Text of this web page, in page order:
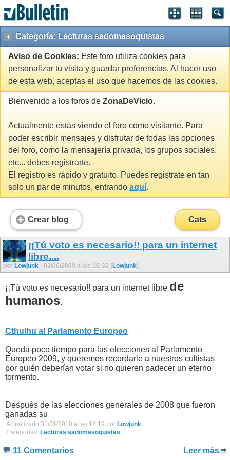
Categoría: Lecturas sadomasoquistas
Aviso de Cookies: Este foro utiliza cookies para
personalizar tu visita y guardar preferencias. Al hacer uso
de esta web, aceptas el uso que hacemos de las cookies.
Bienvenido a los foros de ZonaDeVicio.
Actualmente estás viendo el foro como visitante. Para
poder escribir mensajes y disfrutar de todas las opciones
del foro, como la mensajería privada, los grupos sociales,
etc... debes registrarte.
El registro es rápido y gratuíto. Puedes registrate en tan
solo un par de minutos, entrando aquí.
Crear blog Cats
¡¡Tú voto es necesario!! para un internet
libre....
por Lowjunk - 02/06/2009 a las 16:32 (Lowjunk)
¡¡Tú voto es necesario!! para un internet libre de
humanos.
Cthulhu al Parlamento Europeo
Queda poco tiempo para las elecciones al Parlamento
Europeo 2009, y queremos recordarle a nuestros cultistas
por quién deberían votar si no quieren padecer un eterno
tormento.
Después de las elecciones generales de 2008 que fueron
ganadas su
Actualizado 31/01/2010 a las 16:19 por Lowjunk
Categorías: Lecturas sadomasoquistas
11 Comentarios Leer más